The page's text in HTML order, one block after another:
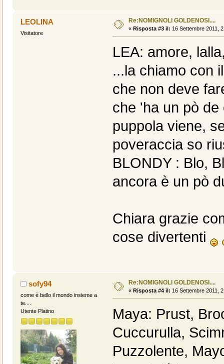
LEOLINA
Visitatore
Re:NOMIGNOLI GOLDENOSI....
« Risposta #3 il: 16 Settembre 2011,
LEA: amore,
...la chiamo con
che non deve
che 'ha un pò
puppola viene,
poveraccia so
BLONDY : Blo,
ancora è un pò
Chiara grazie
cose divertenti
sofy94
come è bello il mondo insieme a
te....
Utente Platino
Re:NOMIGNOLI GOLDENOSI....
« Risposta #4 il: 16 Settembre 2011,
Maya: Prust,
Cuccurulla,
Puzzolente,